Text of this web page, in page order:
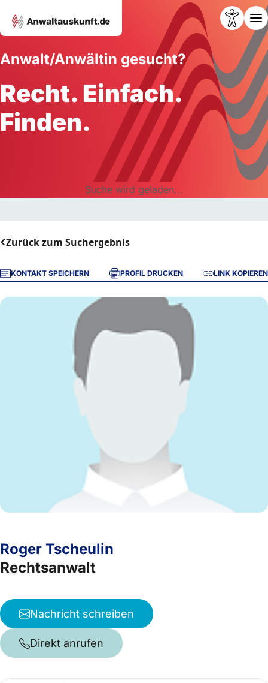
Anwalt/Anwältin gesucht?
Recht. Einfach.
Finden.
Suche wird geladen...
Zurück zum Suchergebnis
KONTAKT SPEICHERN PROFIL DRUCKEN LINK KOPIEREN
Roger Tscheulin
Rechtsanwalt
Nachricht schreiben
Direkt anrufen